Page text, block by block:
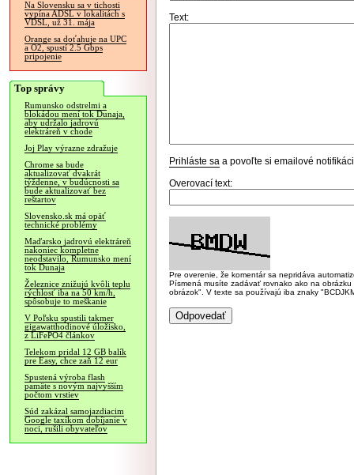
Na Slovensku sa v tichosti
vypína ADSL v lokalitách s
VDSL, už 31. mája
Orange sa doťahuje na UPC
a O2, spustí 2.5 Gbps
pripojenie
Top správy
Rumunsko odstrelmi a
blokádou mení tok Dunaja,
aby udržalo jadrovú
elektráreň v chode
Joj Play výrazne zdražuje
Chrome sa bude
aktualizovať dvakrát
týždenne, v budúcnosti sa
bude aktualizovať bez
reštartov
Slovensko.sk má opäť
technické problémy
Maďarsko jadrovú elektráreň
nakoniec kompletne
neodstavilo, Rumunsko mení
tok Dunaja
Železnice znižujú kvôli teplu
rýchlosť iba na 50 km/h,
spôsobuje to meškanie
V Poľsku spustili takmer
gigawatthodinové úložisko,
z LiFePO4 článkov
Telekom pridal 12 GB balík
pre Easy, chce zaň 12 eur
Spustená výroba flash
pamäte s novým najvyšším
počtom vrstiev
Súd zakázal samojazdiacim
Google taxíkom dobíjanie v
noci, rušili obyvateľov
Text:
Prihláste sa a povoľte si emailové
Overovací text:
Pre overenie, že komentár sa nepridáva
Písmená musíte zadávať rovnako ako na
obrázok". V texte sa používajú iba znaky